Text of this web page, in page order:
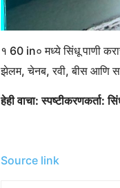
१ 60 in० मध्ये सिंधू पाणी
झेलम, चेनब, रवी, बीस आणि
हेही वाचा: स्पष्टीकरणकर्ता:
Source link